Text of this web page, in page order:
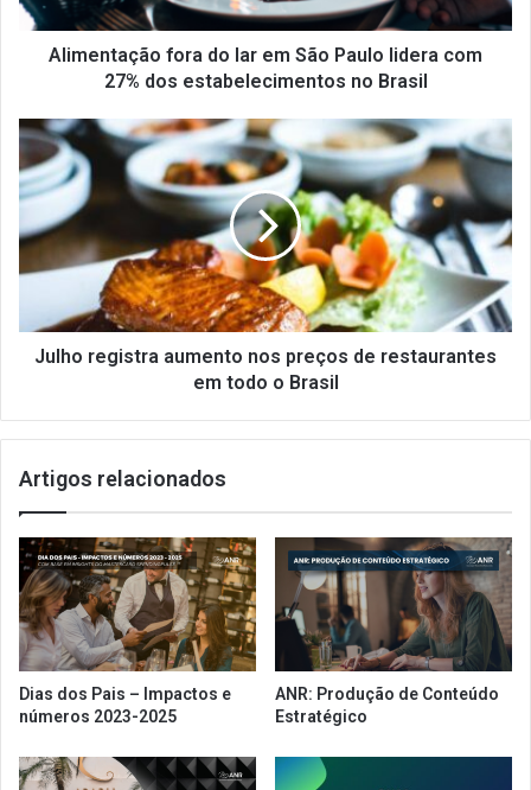
com
no
Brasil
Alimentação fora do lar em São Paulo lidera com
27% dos estabelecimentos no Brasil
Julho
registra
aumento
nos
preços
de
restaurantes
todo
Julho registra aumento nos preços de restaurantes
em todo o Brasil
Artigos relacionados
Dias dos Pais – Impactos e
números 2023-2025
ANR: Produção de Conteúdo
Estratégico